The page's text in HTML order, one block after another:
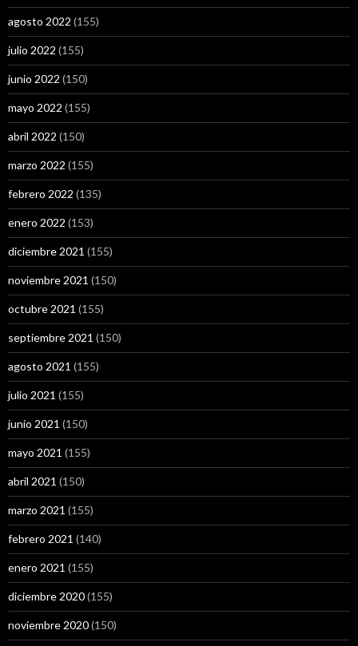
agosto 2022 (155)
julio 2022 (155)
junio 2022 (150)
mayo 2022 (155)
abril 2022 (150)
marzo 2022 (155)
febrero 2022 (135)
enero 2022 (153)
diciembre 2021 (155)
noviembre 2021 (150)
octubre 2021 (155)
septiembre 2021 (150)
agosto 2021 (155)
julio 2021 (155)
junio 2021 (150)
mayo 2021 (155)
abril 2021 (150)
marzo 2021 (155)
febrero 2021 (140)
enero 2021 (155)
diciembre 2020(155)
noviembre 2020(150)